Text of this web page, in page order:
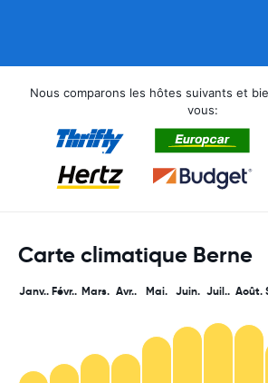
Nous comparons les hôtes suivants et
vous:
Carte climatique Berne
Janv.. Févr.. Mars. Avr.. Mai. Juin. Juil.. Août.